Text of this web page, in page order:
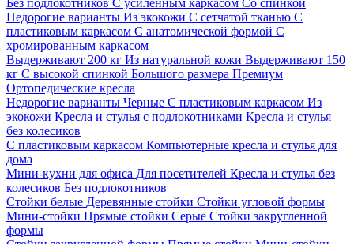
Без подлокотников С усиленным каркасом Со спинкой
Недорогие варианты Из экокожи С сетчатой тканью С
пластиковым каркасом С анатомической формой С
хромированным каркасом
Выдерживают 200 кг Из натуральной кожи Выдерживают 150
кг С высокой спинкой Большого размера Премиум
Ортопедические кресла
Недорогие варианты Черные С пластиковым каркасом Из
экокожи Кресла и стулья с подлокотниками Кресла и стулья
без колесиков
С пластиковым каркасом Компьютерные кресла и стулья для
дома
Мини-кухни для офиса Для посетителей Кресла и стулья без
колесиков Без подлокотников
Стойки белые Деревянные стойки Стойки угловой формы
Мини-стойки Прямые стойки Серые Стойки закругленной
формы